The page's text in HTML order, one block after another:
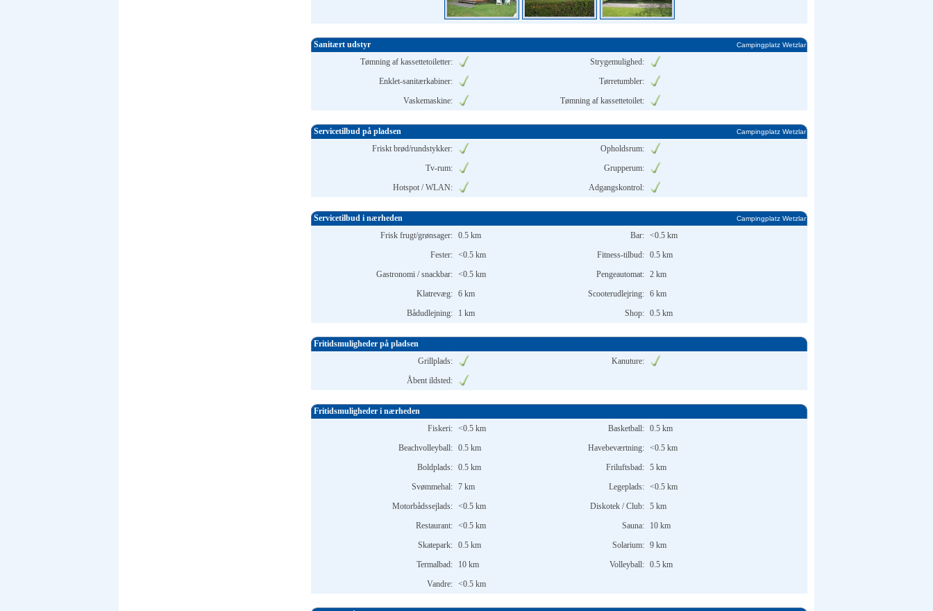
Sanitært udstyr Campingplatz Wetzlar
Tømning af kassettetoiletter:
Strygemulighed:
Enklet-sanitærkabiner:
Tørretumbler:
Vaskemaskine:
Tømning af kassettetoilet:
Servicetilbud på pladsen Campingplatz Wetzlar
Friskt brød/rundstykker:
Opholdsrum:
Tv-rum:
Grupperum:
Hotspot / WLAN:
Adgangskontrol:
Servicetilbud i nærheden Campingplatz Wetzlar
Frisk frugt/grønsager: 0.5 km Bar: <0.5 km
Fester: <0.5 km Fitness-tilbud: 0.5 km
Gastronomi / snackbar: <0.5 km Pengeautomat: 2 km
Klatrevæg: 6 km Scooterudlejring: 6 km
Bådudlejning:
1 km Shop: 0.5 km
Fritidsmuligheder på pladsen
Grillplads:
Kanuture:
Åbent ildsted:
Fritidsmuligheder i nærheden
Fiskeri: <0.5 km Basketball: 0.5 km
Beachvolleyball: 0.5 km Havebeværtning: <0.5 km
Boldplads: 0.5 km Friluftsbad: 5 km
Svømmehal: 7 km Legeplads: <0.5 km
Motorbådssejlads: <0.5 km Diskotek / Club: 5 km
Restaurant: <0.5 km Sauna:
10 km
Skatepark: 0.5 km Solarium: 9 km
Termalbad:
10 km Volleyball: 0.5 km
Vandre: <0.5 km